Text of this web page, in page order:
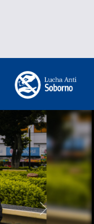
Siguiente